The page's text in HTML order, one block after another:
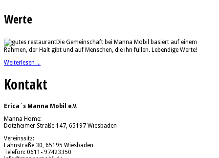
Werte
Die Gemeinschaft bei Manna Mobil basiert auf einem
Rahmen, der Halt gibt und auf Menschen, die ihn füllen. Lebendige Werte!
Weiterlesen ...
Kontakt
Erica´s Manna Mobil e.V.
Manna Home:
Dotzheimer Straße 147, 65197 Wiesbaden
Vereinssitz:
Lahnstraße 30, 65195 Wiesbaden
Telefon: 0611- 97423350